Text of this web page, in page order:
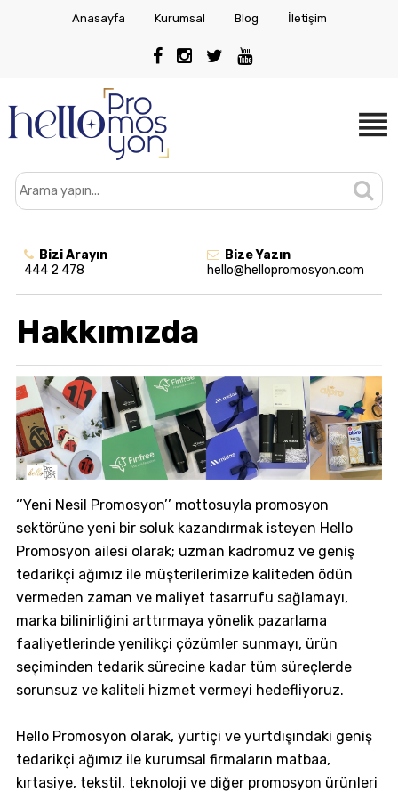
Anasayfa Kurumsal Blog İletişim
Bizi Arayın
444 2 478
Bize Yazın
hello@hellopromosyon.com
Hakkımızda
‘’Yeni Nesil Promosyon’’ mottosuyla promosyon
sektörüne yeni bir soluk kazandırmak isteyen Hello
Promosyon ailesi olarak; uzman kadromuz ve geniş
tedarikçi ağımız ile müşterilerimize kaliteden ödün
vermeden zaman ve maliyet tasarrufu sağlamayı,
marka bilinirliğini arttırmaya yönelik pazarlama
faaliyetlerinde yenilikçi çözümler sunmayı, ürün
seçiminden tedarik sürecine kadar tüm süreçlerde
sorunsuz ve kaliteli hizmet vermeyi hedefliyoruz.
Hello Promosyon olarak, yurtiçi ve yurtdışındaki geniş
tedarikçi ağımız ile kurumsal firmaların matbaa,
kırtasiye, tekstil, teknoloji ve diğer promosyon ürünleri